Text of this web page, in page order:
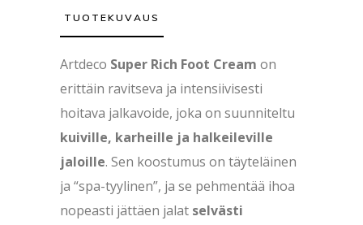
TUOTEKUVAUS
Artdeco Super Rich Foot Cream on
erittäin ravitseva ja intensiivisesti
hoitava jalkavoide, joka on suunniteltu
kuiville, karheille ja halkeileville
jaloille. Sen koostumus on täyteläinen
ja “spa-tyylinen”, ja se pehmentää ihoa
nopeasti jättäen jalat selvästi